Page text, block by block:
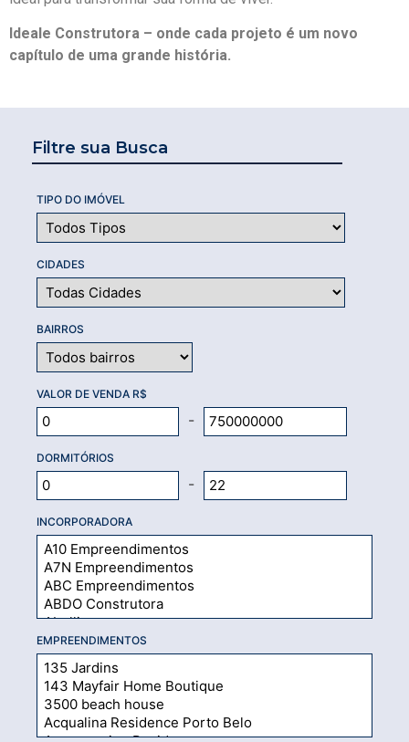
Filtre sua Busca
TIPO DO IMÓVEL
CIDADES
BAIRROS
VALOR DE VENDA R$
-
DORMITÓRIOS
-
INCORPORADORA
EMPREENDIMENTOS
Ideale Construtora – onde cada projeto é um novo
capítulo de uma grande história.